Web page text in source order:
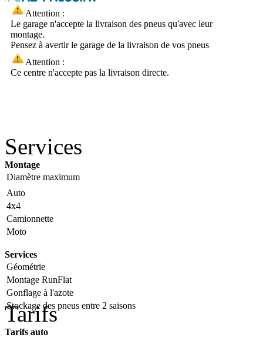
Attention :
Le garage n'accepte la livraison des pneus qu'avec leur
montage.
Pensez à avertir le garage de la livraison de vos pneus
Attention :
Ce centre n'accepte pas la livraison directe.
Services
Montage
Diamètre maximum
Auto
4x4
Camionnette
Moto
Services
Géométrie
Montage RunFlat
Gonflage à l'azote
Stockage des pneus entre 2 saisons
Tarifs
Tarifs auto